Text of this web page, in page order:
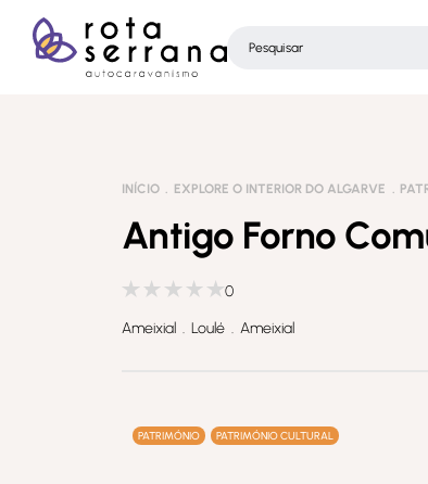
INÍCIO EXPLORE O INTERIOR DO ALGARVE
Antigo Forno
0
Ameixial . Loulé . Ameixial
PATRIMÓNIO PATRIMÓNIO CULTURAL